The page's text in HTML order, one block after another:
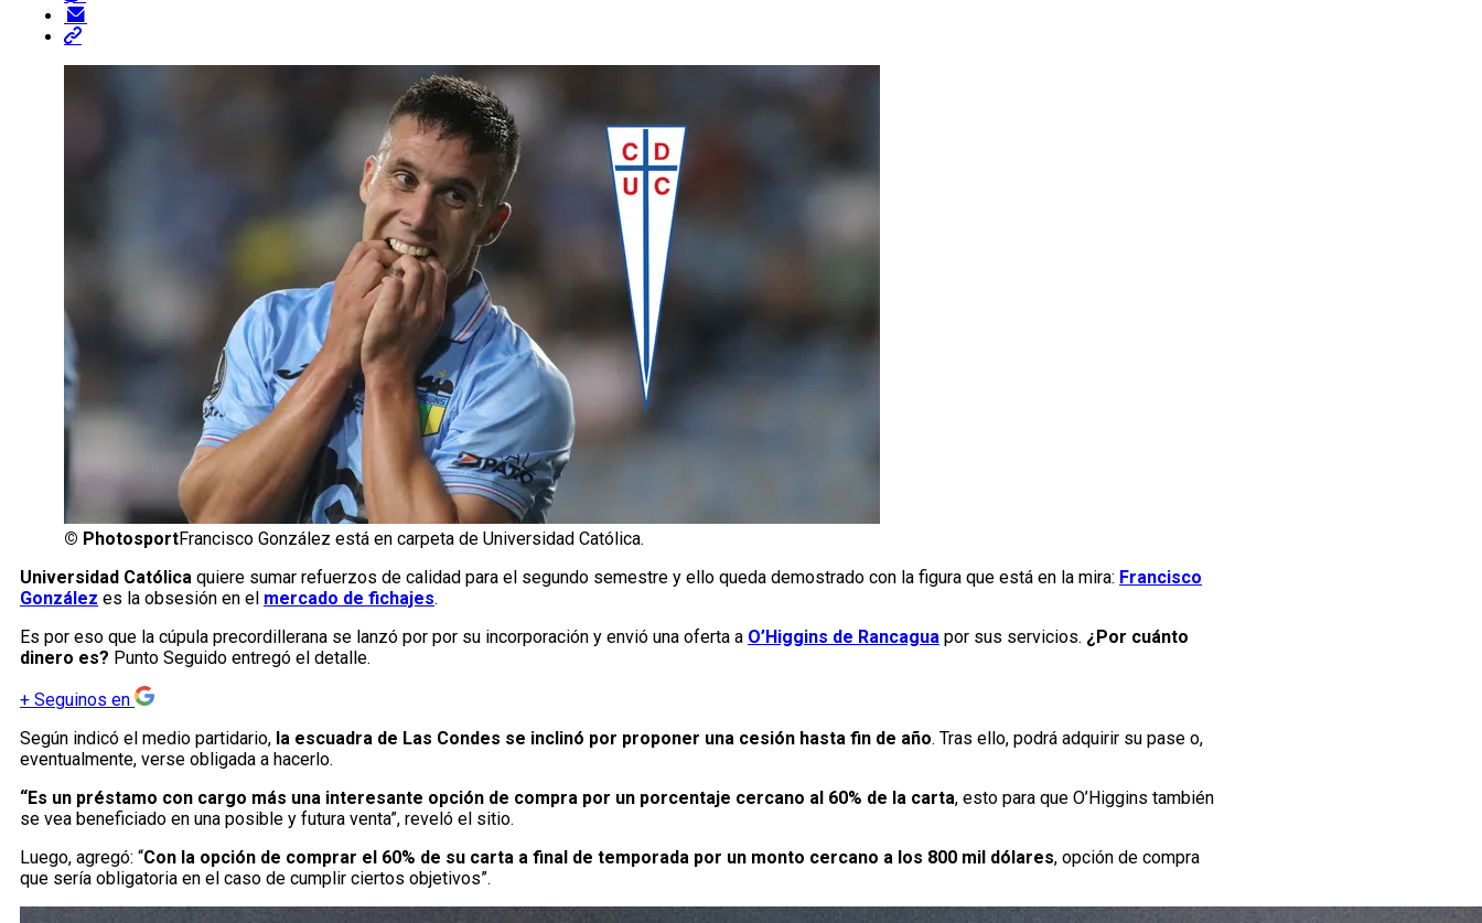
© PhotosportFrancisco González está en carpeta de Universidad Católica.
Universidad Católica quiere sumar refuerzos de calidad para el segundo semestre y ello queda demostrado con la figura que está en la mira: Francisco
González es la obsesión en el mercado de fichajes.
Es por eso que la cúpula precordillerana se lanzó por por su incorporación y envió una oferta a O’Higgins de Rancagua por sus servicios. ¿Por cuánto
dinero es? Punto Seguido entregó el detalle.
+ Seguinos en
Según indicó el medio partidario, la escuadra de Las Condes se inclinó por proponer una cesión hasta fin de año. Tras ello, podrá adquirir su pase o,
eventualmente, verse obligada a hacerlo.
“Es un préstamo con cargo más una interesante opción de compra por un porcentaje cercano al 60% de la carta, esto para que O’Higgins también
se vea beneficiado en una posible y futura venta”, reveló el sitio.
Luego, agregó: “Con la opción de comprar el 60% de su carta a final de temporada por un monto cercano a los 800 mil dólares, opción de compra
que sería obligatoria en el caso de cumplir ciertos objetivos”.